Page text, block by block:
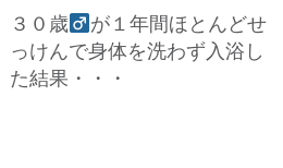
３０歳
が１年間ほとんどせ
っけんで身体を洗わず入浴し
た結果・・・